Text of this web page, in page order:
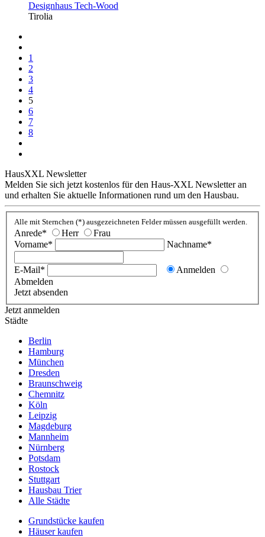
Designhaus Tech-Wood
Tirolia
1
2
3
4
5
6
7
8
HausXXL Newsletter
Melden Sie sich jetzt kostenlos für den Haus-XXL Newsletter an
und erhalten Sie aktuelle Informationen rund um den Hausbau.
Alle mit Sternchen (*) ausgezeichneten Felder müssen ausgefüllt werden.
Anrede* Herr
Frau
Vorname*
Nachname*
E-Mail*
Anmelden
Abmelden
Jetzt absenden
Jetzt anmelden
Städte
Berlin
Hamburg
München
Dresden
Braunschweig
Chemnitz
Köln
Leipzig
Magdeburg
Mannheim
Nürnberg
Potsdam
Rostock
Stuttgart
Hausbau Trier
Alle Städte
Grundstücke kaufen
Häuser kaufen